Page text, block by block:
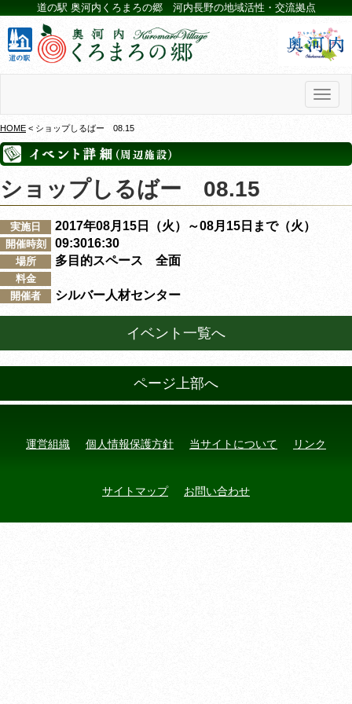
道の駅 奥河内くろまろの郷 河内長野の地域活性・交流拠点
HOME < ショップしるばー 08.15
ショップしるばー 08.15
実施日 2017年08月15日（火）～08月15日まで（火）
開催時刻 09:3016:30
場所 多目的スペース 全面
料金
開催者
シルバー人材センター
イベント一覧へ
ページ上部へ
運営組織 個人情報保護方針 当サイトについて リンク
サイトマップ お問い合わせ